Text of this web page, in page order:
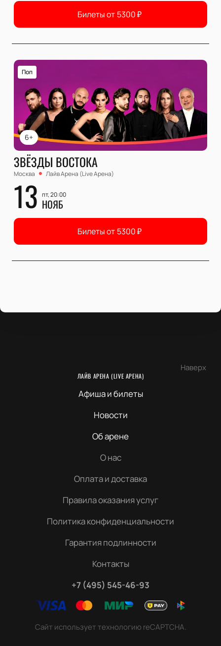
Билеты от 5300₽
6+
Поп
ЗВЁЗДЫ ВОСТОКА
Москва Лайв Арена (Live Арена)
13 пт, 20:00
НОЯБ
Билеты от 5300₽
Наверх
ЛАЙВ АРЕНА (LIVE АРЕНА)
Афиша и билеты
Новости
Об арене
О нас
Оплата и доставка
Правила оказания услуг
Политика конфиденциальности
Гарантия подлинности
Контакты
+7 (495) 545-46-93
Сайт использует технологию reCAPTCHA.